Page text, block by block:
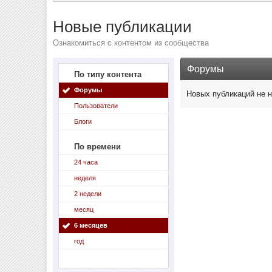
Новые публикации
Ознакомиться с контентом из сообщества
По типу контента
Форумы
Пользователи
Блоги
По времени
24 часа
неделя
2 недели
месяц
6 месяцев
год
Форумы
Новых публикаций не